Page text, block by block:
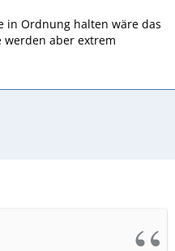
in Ordnung halten wäre das
werden aber extrem